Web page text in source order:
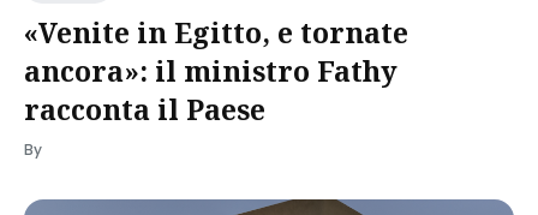
«Venite in Egitto, e tornate
ancora»: il ministro Fathy
racconta il Paese
By